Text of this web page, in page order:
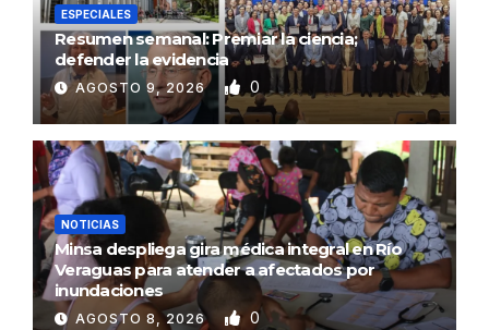
ESPECIALES
Resumen semanal: Premiar la ciencia;
defender la evidencia
AGOSTO 9, 2026 0
NOTICIAS
Minsa despliega gira médica integral en Río
Veraguas para atender a afectados por
inundaciones
AGOSTO 8, 2026 0